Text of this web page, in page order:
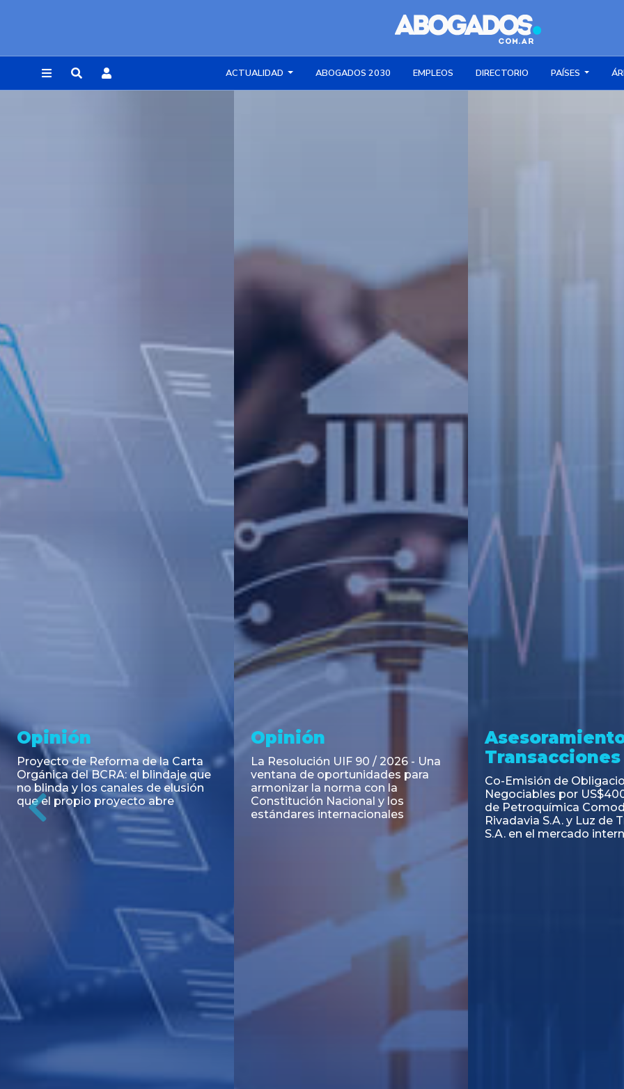
ACTUALIDAD ABOGADOS 2030 EMPLEOS DIRECTORIO PAÍSES
Noticia
RESOLUCIÓN 271/2026 de la
SECRETARIA DE COORDINACIÓN
DE PRODUCCIÓN: Actualización y
unificación de las advertencias
obligatorias en la publicidad de
juegos y apuestas en...
Asesoramiento y
Transacciones
Emisión de Obligaciones
Negociables Clase E de Central
Puerto S.A. por un Valor Nominal
de U$S 98.897.303
Transacciones
PAGBAM asesoró a
autorización para la
de los Certificados de
del Fideicomiso
Inmobiliario "Espacio
Previous